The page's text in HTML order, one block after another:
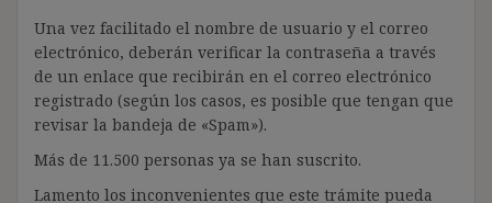
Una vez facilitado el nombre de usuario y el correo
electrónico, deberán verificar la contraseña a través
de un enlace que recibirán en el correo electrónico
registrado (según los casos, es posible que tengan que
revisar la bandeja de «Spam»).
Más de 11.500 personas ya se han suscrito.
Lamento los inconvenientes que este trámite pueda